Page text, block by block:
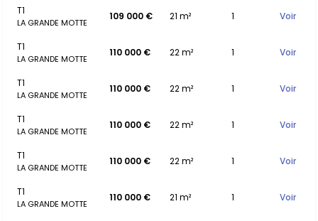
T1
LA GRANDE MOTTE
109 000 € 21 m² 1 Voir
T1
LA GRANDE MOTTE
110 000 € 22 m² 1 Voir
T1
LA GRANDE MOTTE
110 000 € 22 m² 1 Voir
T1
LA GRANDE MOTTE
110 000 € 22 m² 1 Voir
T1
LA GRANDE MOTTE
110 000 € 22 m² 1 Voir
T1
LA GRANDE MOTTE
110 000 € 21 m² 1 Voir